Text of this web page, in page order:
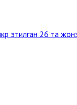
этилган 26 та